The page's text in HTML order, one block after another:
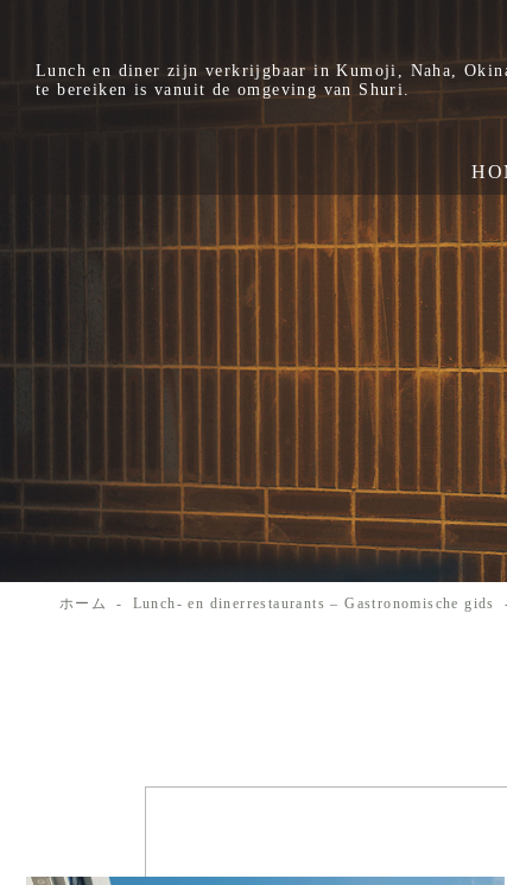
Lunch en diner zijn verkrijgbaar in Kumoji, Naha,
te bereiken is vanuit de omgeving van Shuri.
ホーム Lunch- en dinerrestaurants – Gastronomische gids